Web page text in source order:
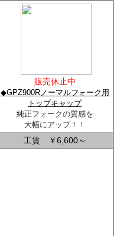
販売休止中
◆GPZ900Rノーマルフォーク用
トップキャップ
純正フォークの質感を
大幅にアップ！！
工賃 ￥6,600～